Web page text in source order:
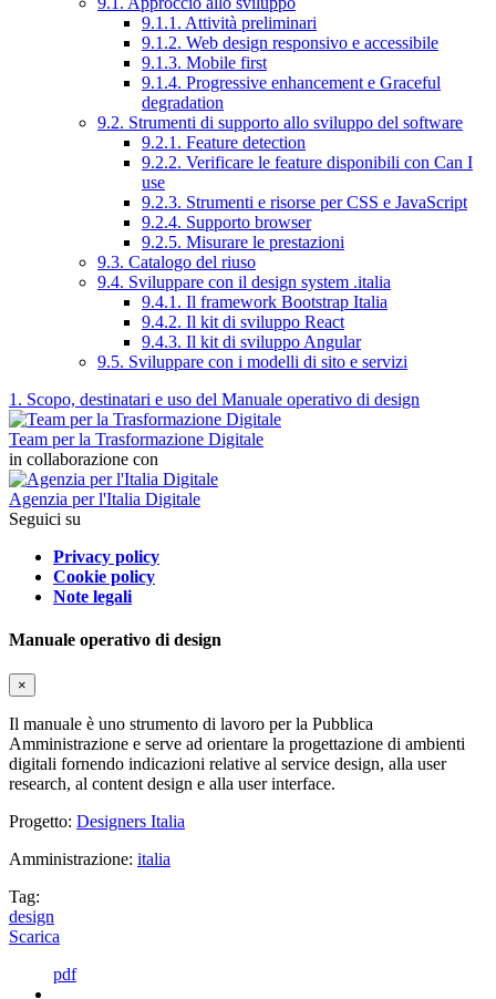
9.1.1. Attività preliminari
9.1.2. Web design responsivo e accessibile
9.1.3. Mobile first
9.1.4. Progressive enhancement e Graceful
degradation
9.2. Strumenti di supporto allo sviluppo del software
9.2.1. Feature detection
9.2.2. Verificare le feature disponibili con Can I
use
9.2.3. Strumenti e risorse per CSS e JavaScript
9.2.4. Supporto browser
9.2.5. Misurare le prestazioni
9.3. Catalogo del riuso
9.4. Sviluppare con il design system .italia
9.4.1. Il framework Bootstrap Italia
9.4.2. Il kit di sviluppo React
9.4.3. Il kit di sviluppo Angular
9.5. Sviluppare con i modelli di sito e servizi
1. Scopo, destinatari e uso del Manuale operativo di design
Team per la Trasformazione Digitale
in collaborazione con
Agenzia per l'Italia Digitale
Seguici su
Privacy policy
Cookie policy
Note legali
Manuale operativo di design
×
Il manuale è uno strumento di lavoro per la Pubblica
Amministrazione e serve ad orientare la progettazione di ambienti
digitali fornendo indicazioni relative al service design, alla user
research, al content design e alla user interface.
Progetto: Designers Italia
Amministrazione: italia
Tag:
design
Scarica
pdf